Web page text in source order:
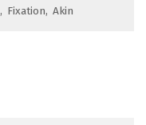
Fixation Akin